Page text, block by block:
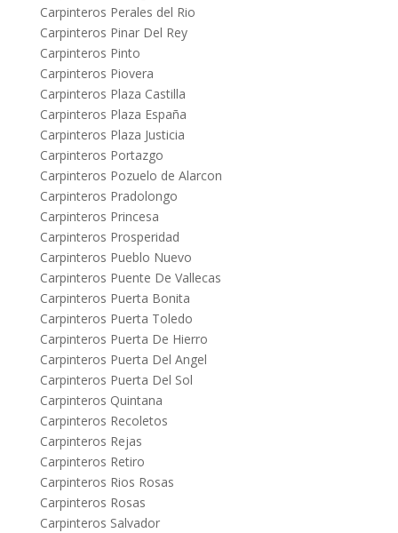
Carpinteros Perales del Rio
Carpinteros Pinar Del Rey
Carpinteros Pinto
Carpinteros Piovera
Carpinteros Plaza Castilla
Carpinteros Plaza España
Carpinteros Plaza Justicia
Carpinteros Portazgo
Carpinteros Pozuelo de Alarcon
Carpinteros Pradolongo
Carpinteros Princesa
Carpinteros Prosperidad
Carpinteros Pueblo Nuevo
Carpinteros Puente De Vallecas
Carpinteros Puerta Bonita
Carpinteros Puerta Toledo
Carpinteros Puerta De Hierro
Carpinteros Puerta Del Angel
Carpinteros Puerta Del Sol
Carpinteros Quintana
Carpinteros Recoletos
Carpinteros Rejas
Carpinteros Retiro
Carpinteros Rios Rosas
Carpinteros Rosas
Carpinteros Salvador